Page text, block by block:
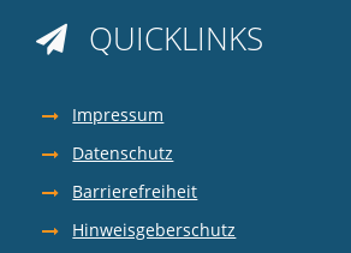
 QUICKLINKS
Impressum
Datenschutz
Barrierefreiheit
Hinweisgeberschutz